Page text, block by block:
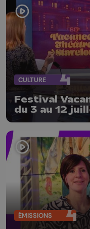
CULTURE
Festival
du 3 au 12
ÉMISSIONS